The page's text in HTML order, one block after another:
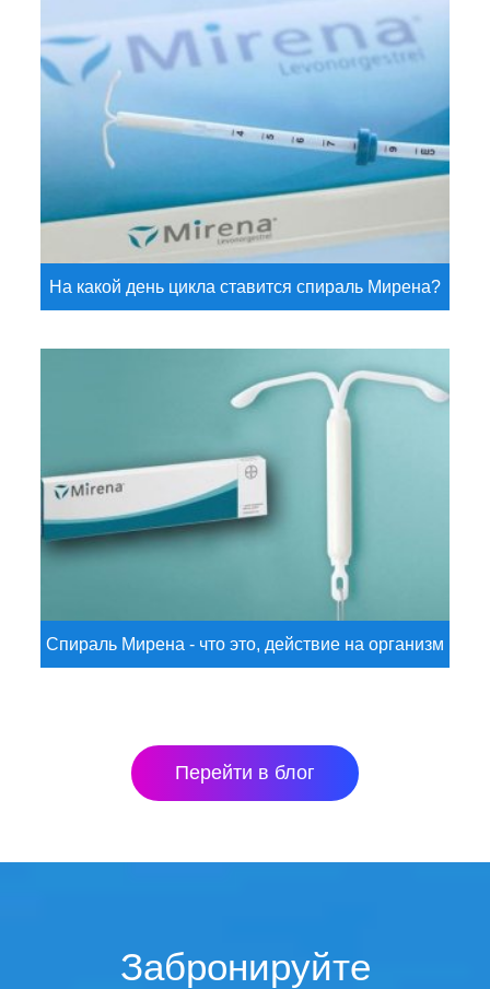
На какой день цикла ставится спираль Мирена?
Спираль Мирена - что это, действие на организм
Перейти в блог
Забронируйте